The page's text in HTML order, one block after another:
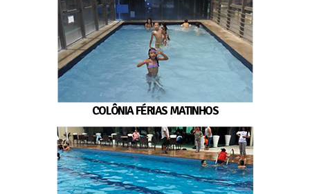
COLÔNIA FÉRIAS MATINHOS